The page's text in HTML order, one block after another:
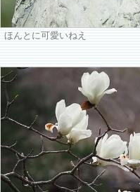
ほんとに可愛いねえ